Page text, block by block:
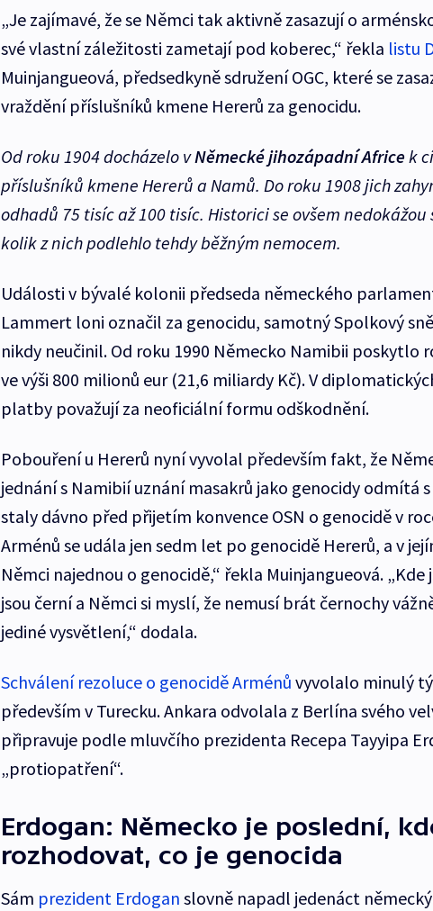
„Je zajímavé, že se Němci tak aktivně zasazují o
své vlastní záležitosti zametají pod koberec,“ řekla listu
Muinjangueová, předsedkyně sdružení OGC, které se
vraždění příslušníků kmene Hererů za genocidu.
Od roku 1904 docházelo vNěmecké jihozápadní Africek
příslušníků kmene Hererů a Namů. Do roku 1908 jich
odhadů 75 tisíc až 100 tisíc. Historici se ovšem
kolik z nich podlehlo tehdy běžným nemocem.
Události v bývalé kolonii předseda německého
Lammert loni označil za genocidu, samotný Spolkový
nikdy neučinil. Od roku 1990 Německo Namibii poskytlo
ve výši 800 milionů eur (21,6 miliardy Kč). V
platby považují za neoficiální formu odškodnění.
Pobouření u Hererů nyní vyvolal především fakt, že
jednání s Namibií uznání masakrů jako genocidy odmítá
staly dávno před přijetím konvence OSN o genocidě v
Arménů se udála jen sedm let po genocidě Hererů, a v
Němci najednou o genocidě,“ řekla Muinjangueová.
jsou černí a Němci si myslí, že nemusí brát černochy
jediné vysvětlení,“ dodala.
Schválení rezoluce o genocidě Arménů vyvolalo minulý
především v Turecku. Ankara odvolala z Berlína svého
připravuje podle mluvčího prezidenta Recepa Tayyipa
„protiopatření“.
Erdogan: Německo je poslední,
rozhodovat, co je genocida
Sám prezident Erdogan slovně napadl jedenáct